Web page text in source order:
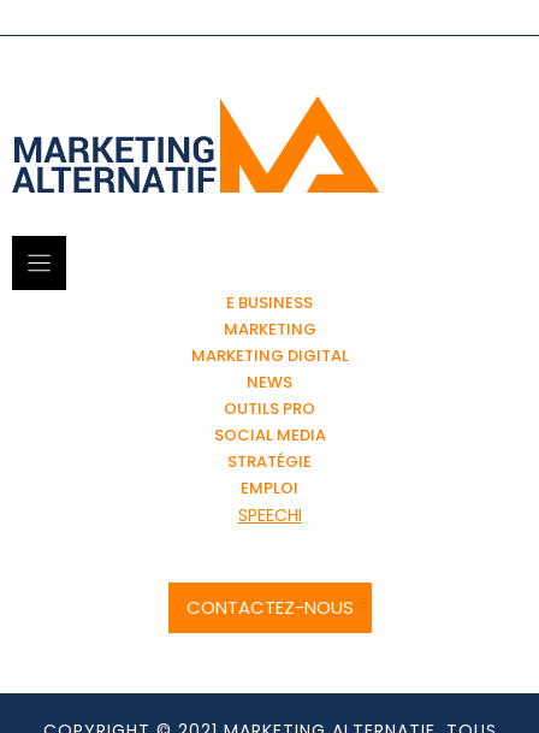
E BUSINESS
MARKETING
MARKETING DIGITAL
NEWS
OUTILS PRO
SOCIAL MEDIA
STRATÉGIE
EMPLOI
SPEECHI
CONTACTEZ-NOUS